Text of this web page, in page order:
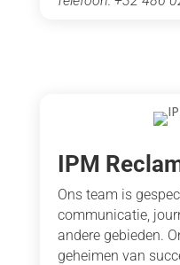
IPM
Ons team is
communicatie,
andere gebieden.
geheimen van